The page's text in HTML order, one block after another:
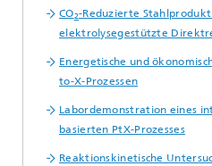
CO2-Reduzierte
elektrolysegestützte
Energetische und
to-X-Prozessen
Labordemonstration eines
basierten PtX-Prozesses
Reaktionskinetische